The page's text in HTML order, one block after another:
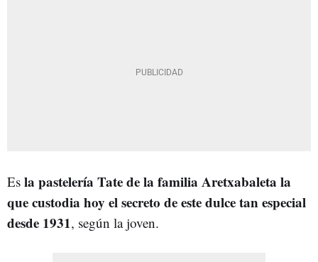
Es la pastelería Tate de la familia Aretxabaleta la
que custodia hoy el secreto de este dulce tan especial
desde 1931, según la joven.